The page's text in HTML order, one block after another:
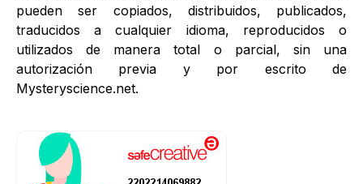
pueden ser copiados, distribuidos, publicados,
traducidos a cualquier idioma, reproducidos o
utilizados de manera total o parcial, sin una
autorización previa y por escrito de
Mysteryscience.net.